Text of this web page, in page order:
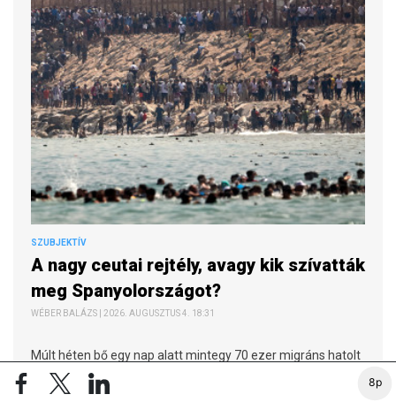
8p
SZUBJEKTÍV
A nagy ceutai rejtély, avagy kik szívatták
meg Spanyolországot?
WÉBER BALÁZS | 2026. AUGUSZTUS 4. 18:31
Múlt héten bő egy nap alatt mintegy 70 ezer migráns hatolt
be önkényesen az észak-afrikai spanyol exklávéba,
Ceutába Marokkóból. Egy dolgot szinte biztosan állíthatunk: